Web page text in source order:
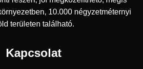
10.000 négyzetméternyi
területen található.
Kapcsolat